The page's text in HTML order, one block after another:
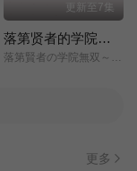
更新至7集
落第贤者的学院无双～第二次转生的S级开外挂魔术师冒险录～
落第賢者の学院無双～二度目の転生、Sランクチート魔術師冒険録～/
更多